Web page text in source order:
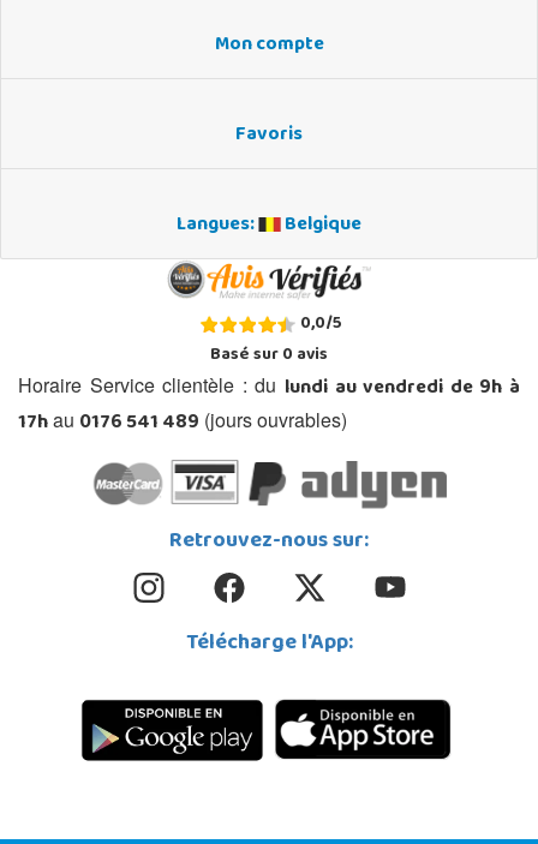
Mon compte
Favoris
Langues: Belgique
0,0/5
Basé sur0avis
Horaire Service clientèle : du lundi au vendredi de 9h à
17hau 0176 541 489 (jours ouvrables)
Retrouvez-nous sur:
Télécharge l'App: